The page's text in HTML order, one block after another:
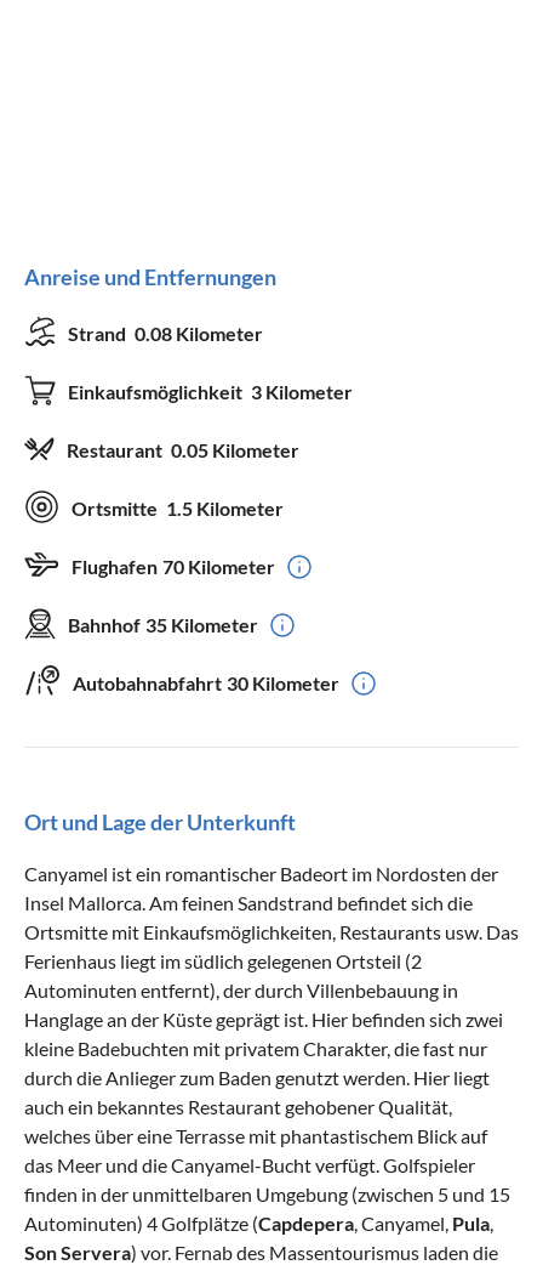
Anreise und Entfernungen
Strand 0.08 Kilometer
Einkaufsmöglichkeit 3 Kilometer
Restaurant 0.05 Kilometer
Ortsmitte 1.5 Kilometer
Flughafen 70 Kilometer
Bahnhof 35 Kilometer
Autobahnabfahrt 30 Kilometer
Ort und Lage der Unterkunft
Canyamel ist ein romantischer Badeort im Nordosten der
Insel Mallorca. Am feinen Sandstrand befindet sich die
Ortsmitte mit Einkaufsmöglichkeiten, Restaurants usw. Das
Ferienhaus liegt im südlich gelegenen Ortsteil (2
Autominuten entfernt), der durch Villenbebauung in
Hanglage an der Küste geprägt ist. Hier befinden sich zwei
kleine Badebuchten mit privatem Charakter, die fast nur
durch die Anlieger zum Baden genutzt werden. Hier liegt
auch ein bekanntes Restaurant gehobener Qualität,
welches über eine Terrasse mit phantastischem Blick auf
das Meer und die Canyamel-Bucht verfügt. Golfspieler
finden in der unmittelbaren Umgebung (zwischen 5 und 15
Autominuten) 4 Golfplätze (Capdepera , Canyamel, Pula
Son Servera) vor. Fernab des Massentourismus laden die